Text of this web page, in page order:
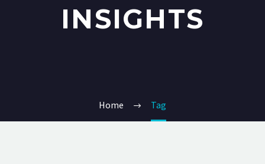
INSIGHTS
Home Tag